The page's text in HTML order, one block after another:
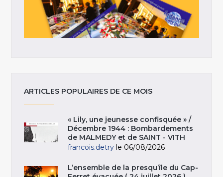
ARTICLES POPULAIRES DE CE MOIS
« Lily, une jeunesse confisquée » /
Décembre 1944 : Bombardements
de MALMEDY et de SAINT - VITH
francois.detry le 06/08/2026
L’ensemble de la presqu’île du Cap-